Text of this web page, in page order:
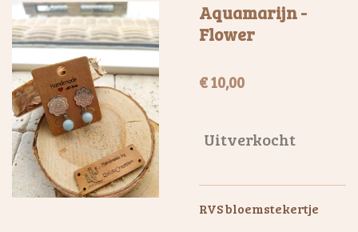
Aquamarijn -
Flower
€ 10,00
Uitverkocht
RVS bloemstekertje